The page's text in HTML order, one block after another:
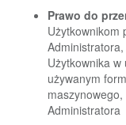
Prawo do
Użytkownikom
Użytkownika
używanym
Administratora